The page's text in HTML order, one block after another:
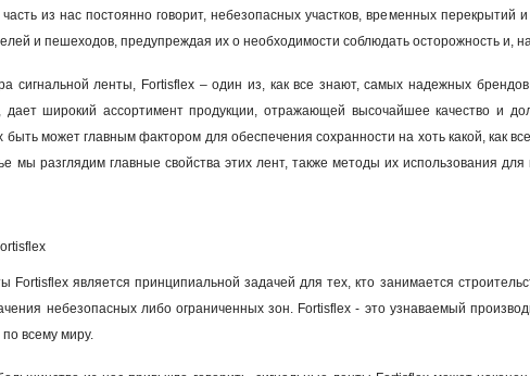
из нас постоянно говорит, небезопасных участков, временных перекрытий
и пешеходов, предупреждая их о необходимости соблюдать осторожность и,
сигнальной ленты, Fortisflex – один из, как все знают, самых надежных
дает широкий ассортимент продукции, отражающей высочайшее качество и
может главным фактором для обеспечения сохранности на хоть какой, как
мы разглядим главные свойства этих лент, также методы их использования
Fortisflex является принципиальной задачей для тех, кто занимается
небезопасных либо ограниченных зон. Fortisflex - это узнаваемый
по всему миру.